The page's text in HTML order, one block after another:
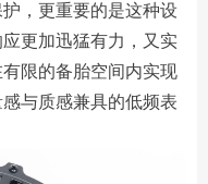
，更重要的是这种设
更加迅猛有力，又实
限的备胎空间内实现
与质感兼具的低频表